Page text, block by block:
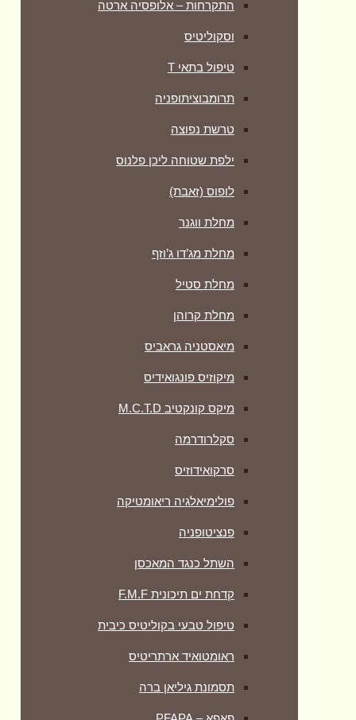
התקרחות – אלופסיה ארטה
וסקוליטיס
טיפול בתאי T
תרומבוציתופניה
טרשת נפוצה
ילפת שטוחה ליכן פלנוס
לופוס (זאבת)
מחלת ווגנר
מחלת מג’דו ג’וזף
מחלת סטיל
מחלת קרוהן
מיאסטניה גראביס
מיקוזיס פונגואידיס
מיקס קונקטיב M.C.T.D
סקלרודרמה
סרקואידוזיס
פולימיאלגיה ריאומטיקה
‏פנציטופניה
השתל כנגד המאכסן
קדחת ים תיכונית F.M.F
טיפול טבעי בקוליטיס כיבית
ראומטואיד ארתריטיס
תסמונת גיליאן ברה